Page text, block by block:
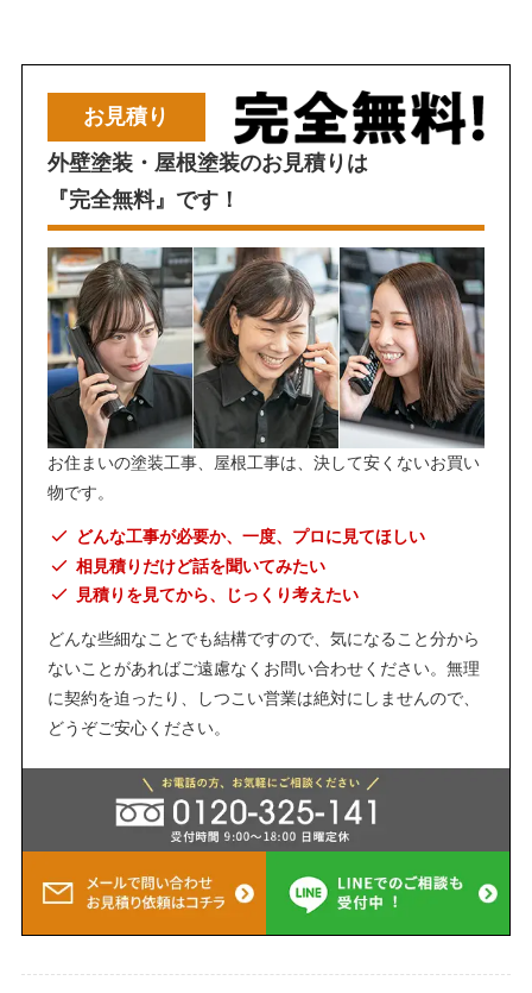
お見積り
外壁塗装・屋根塗装のお見積りは
『完全無料』です！
お住まいの塗装工事、屋根工事は、決して安くないお買い
物です。
どんな工事が必要か、一度、プロに見てほしい
相見積りだけど話を聞いてみたい
見積りを見てから、じっくり考えたい
どんな些細なことでも結構ですので、気になること分から
ないことがあればご遠慮なくお問い合わせください。無理
に契約を迫ったり、しつこい営業は絶対にしませんので、
どうぞご安心ください。